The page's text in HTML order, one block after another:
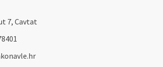
7, Cavtat